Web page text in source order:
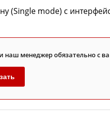
mode) с
менеджер обязательно с